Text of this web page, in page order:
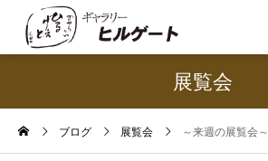
展覧会
ブログ 展覧会 ～来週の展覧会～